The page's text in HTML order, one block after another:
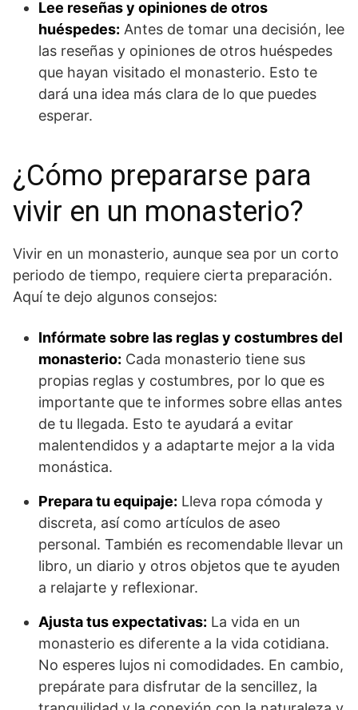
Lee reseñas y opiniones de otros
huéspedes: Antes de tomar una decisión, lee
las reseñas y opiniones de otros huéspedes
que hayan visitado el monasterio. Esto te
dará una idea más clara de lo que puedes
esperar.
¿Cómo prepararse para
vivir en un monasterio?
Vivir en un monasterio, aunque sea por un corto
periodo de tiempo, requiere cierta preparación.
Aquí te dejo algunos consejos:
Infórmate sobre las reglas y costumbres del
monasterio: Cada monasterio tiene sus
propias reglas y costumbres, por lo que es
importante que te informes sobre ellas antes
de tu llegada. Esto te ayudará a evitar
malentendidos y a adaptarte mejor a la vida
monástica.
Prepara tu equipaje: Lleva ropa cómoda y
discreta, así como artículos de aseo
personal. También es recomendable llevar un
libro, un diario y otros objetos que te ayuden
a relajarte y reflexionar.
Ajusta tus expectativas: La vida en un
monasterio es diferente a la vida cotidiana.
No esperes lujos ni comodidades. En cambio,
prepárate para disfrutar de la sencillez, la